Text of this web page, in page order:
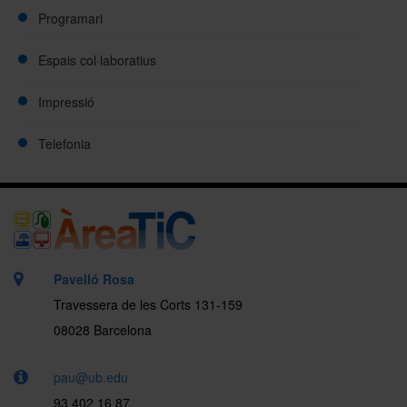
Programari
Espais col·laboratius
Impressió
Telefonia
Pavelló Rosa
Travessera de les Corts 131-159
08028 Barcelona
pau@ub.edu
93 402 16 87